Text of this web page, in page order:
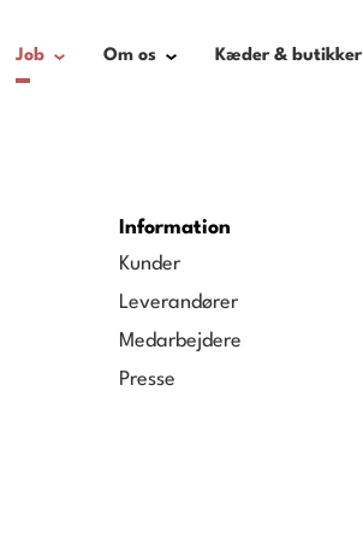
Job Om os Kæder & butikker
Information
Kunder
Leverandører
Medarbejdere
Presse